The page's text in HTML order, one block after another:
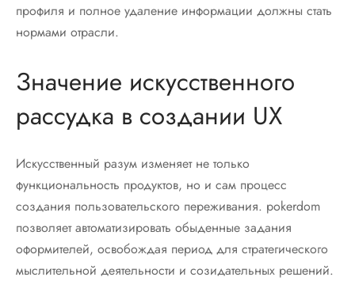
профиля и полное удаление информации должны стать
нормами отрасли.
Значение искусственного
рассудка в создании UX
Искусственный разум изменяет не только
функциональность продуктов, но и сам процесс
создания пользовательского переживания. pokerdom
позволяет автоматизировать обыденные задания
оформителей, освобождая период для стратегического
мыслительной деятельности и созидательных решений.